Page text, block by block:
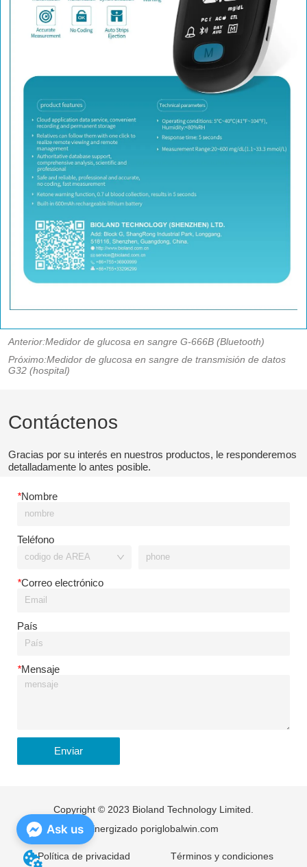
Anterior:Medidor de glucosa en sangre G-666B (Bluetooth)
Próximo:Medidor de glucosa en sangre de transmisión de datos
G32 (hospital)
Contáctenos
Gracias por su interés en nuestros productos, le responderemos
detalladamente lo antes posible.
*Nombre
Teléfono
*Correo electrónico
País
*Mensaje
Enviar
Copyright © 2023 Bioland Technology Limited.
Energizado poriglobalwin.com
Política de privacidad Términos y condiciones
Ask us